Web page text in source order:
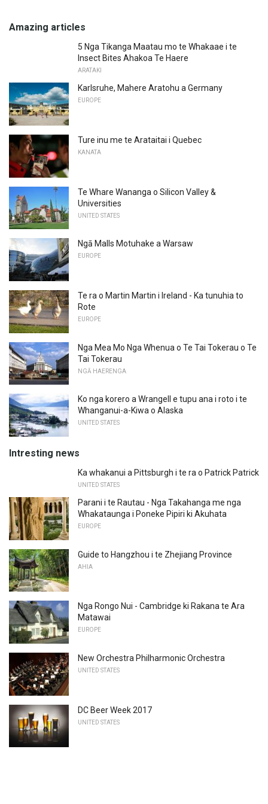
Amazing articles
5 Nga Tikanga Maatau mo te Whakaae i te
Insect Bites Ahakoa Te Haere
ARATAKI
Karlsruhe, Mahere Aratohu a Germany
EUROPE
Ture inu me te Arataitai i Quebec
KANATA
Te Whare Wananga o Silicon Valley &
Universities
UNITED STATES
Ngā Malls Motuhake a Warsaw
EUROPE
Te ra o Martin Martin i Ireland - Ka tunuhia to
Rote
EUROPE
Nga Mea Mo Nga Whenua o Te Tai Tokerau o Te
Tai Tokerau
NGĀ HAERENGA
Ko nga korero a Wrangell e tupu ana i roto i te
Whanganui-a-Kiwa o Alaska
UNITED STATES
Intresting news
Ka whakanui a Pittsburgh i te ra o Patrick Patrick
UNITED STATES
Parani i te Rautau - Nga Takahanga me nga
Whakataunga i Poneke Pipiri ki Akuhata
EUROPE
Guide to Hangzhou i te Zhejiang Province
AHIA
Nga Rongo Nui - Cambridge ki Rakana te Ara
Matawai
EUROPE
New Orchestra Philharmonic Orchestra
UNITED STATES
DC Beer Week 2017
UNITED STATES